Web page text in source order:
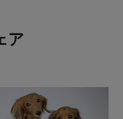
ア